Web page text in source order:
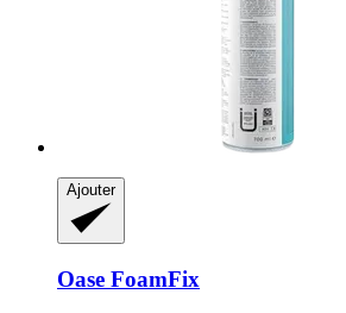
Ajouter
Oase FoamFix